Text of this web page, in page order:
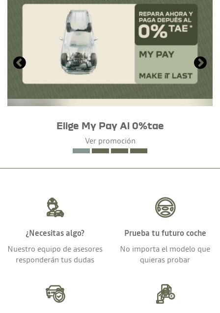
Elige My Pay Al 0%tae
Ver promoción
¿Necesitas algo?
Nuestro equipo de asesores
responderán tus dudas
Prueba tu futuro coche
No importa el modelo que
quieras probar